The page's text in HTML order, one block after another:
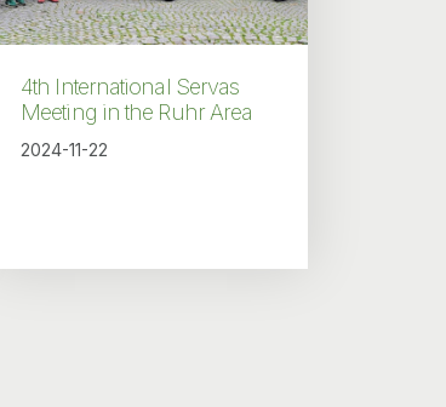
4th International Servas
Meeting in the Ruhr Area
2024-11-22